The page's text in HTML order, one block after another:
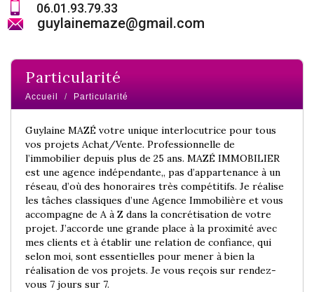
06.01.93.79.33
guylainemaze@gmail.com
particularité
Accueil Particularité
Guylaine MAZÉ votre unique interlocutrice pour tous
vos projets Achat/Vente. Professionnelle de
l’immobilier depuis plus de 25 ans. MAZÉ IMMOBILIER
est une agence indépendante,, pas d’appartenance à un
réseau, d’où des honoraires très compétitifs. Je réalise
les tâches classiques d’une Agence Immobilière et vous
accompagne de A à Z dans la concrétisation de votre
projet. J’accorde une grande place à la proximité avec
mes clients et à établir une relation de confiance, qui
selon moi, sont essentielles pour mener à bien la
réalisation de vos projets. Je vous reçois sur rendez-
vous 7 jours sur 7.